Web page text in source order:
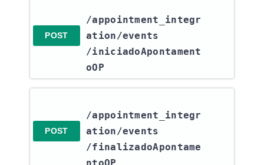
POST
/appointment_integr
ation​/events​
/iniciadoApontament
oOP
POST
/appointment_integr
ation​/events​
/finalizadoApontame